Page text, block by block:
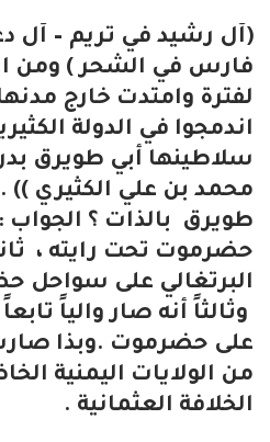
(آل رشيد في تريم – آل
فارس في الشحر ) ومن
لفترة وامتدت خارج
اندمجوا في الدولة
سلاطينها أبي طويرق بدر
محمد بن علي الكثيري ))
طويرق بالذات ؟ الجواب
حضرموت تحت رايته ،
وثالثاً أنه صار والياً
على حضرموت .وبذا
من الولايات اليمنية
الخلافة العثمانية .